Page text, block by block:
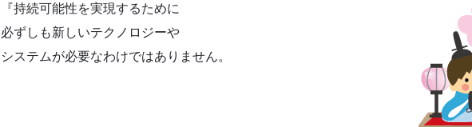
『持続可能性を実現するために
必ずしも新しいテクノロジーや
システムが必要なわけではありません。